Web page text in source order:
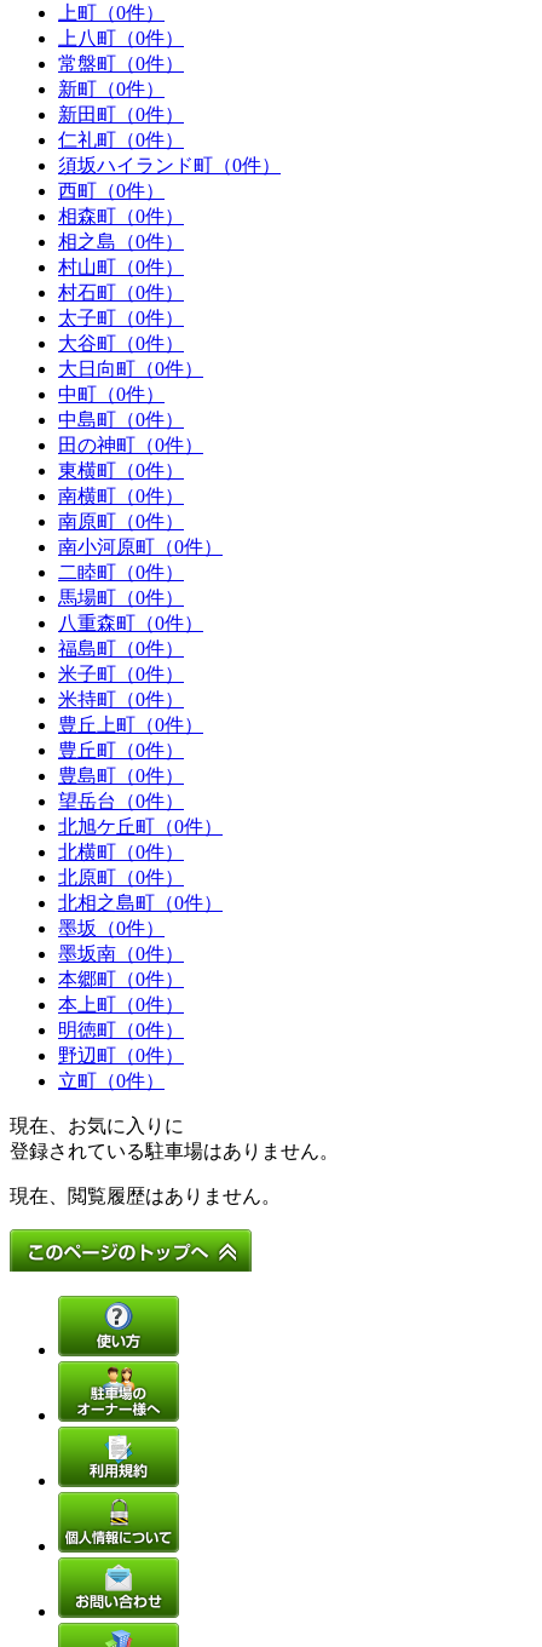
上町（0件）
上八町（0件）
常盤町（0件）
新町（0件）
新田町（0件）
仁礼町（0件）
須坂ハイランド町（0件）
西町（0件）
相森町（0件）
相之島（0件）
村山町（0件）
村石町（0件）
太子町（0件）
大谷町（0件）
大日向町（0件）
中町（0件）
中島町（0件）
田の神町（0件）
東横町（0件）
南横町（0件）
南原町（0件）
南小河原町（0件）
二睦町（0件）
馬場町（0件）
八重森町（0件）
福島町（0件）
米子町（0件）
米持町（0件）
豊丘上町（0件）
豊丘町（0件）
豊島町（0件）
望岳台（0件）
北旭ケ丘町（0件）
北横町（0件）
北原町（0件）
北相之島町（0件）
墨坂（0件）
墨坂南（0件）
本郷町（0件）
本上町（0件）
明徳町（0件）
野辺町（0件）
立町（0件）
現在、お気に入りに
登録されている駐車場はありません。
現在、閲覧履歴はありません。